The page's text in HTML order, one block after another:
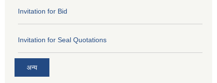
Invitation for Bid
Invitation for Seal Quotations
अन्य